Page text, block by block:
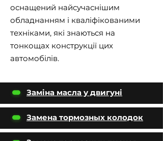
оснащений найсучаснішим
обладнанням і кваліфікованими
техніками, які знаються на
тонкощах конструкції цих
автомобілів.
Заміна масла у двигуні
Замена тормозных колодок